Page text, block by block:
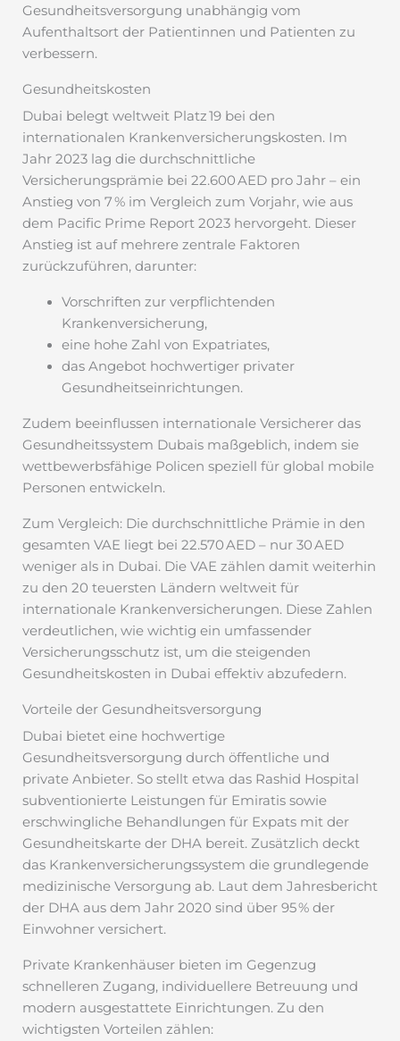
Gesundheitsversorgung unabhängig vom
Aufenthaltsort der Patientinnen und Patienten zu
verbessern.
Gesundheitskosten
Dubai belegt weltweit Platz 19 bei den
internationalen Krankenversicherungskosten. Im
Jahr 2023 lag die durchschnittliche
Versicherungsprämie bei 22.600 AED pro Jahr – ein
Anstieg von 7 % im Vergleich zum Vorjahr, wie aus
dem Pacific Prime Report 2023 hervorgeht. Dieser
Anstieg ist auf mehrere zentrale Faktoren
zurückzuführen, darunter:
Vorschriften zur verpflichtenden
Krankenversicherung,
eine hohe Zahl von Expatriates,
das Angebot hochwertiger privater
Gesundheitseinrichtungen.
Zudem beeinflussen internationale Versicherer das
Gesundheitssystem Dubais maßgeblich, indem sie
wettbewerbsfähige Policen speziell für global mobile
Personen entwickeln.
Zum Vergleich: Die durchschnittliche Prämie in den
gesamten VAE liegt bei 22.570 AED – nur 30 AED
weniger als in Dubai. Die VAE zählen damit weiterhin
zu den 20 teuersten Ländern weltweit für
internationale Krankenversicherungen. Diese Zahlen
verdeutlichen, wie wichtig ein umfassender
Versicherungsschutz ist, um die steigenden
Gesundheitskosten in Dubai effektiv abzufedern.
Vorteile der Gesundheitsversorgung
Dubai bietet eine hochwertige
Gesundheitsversorgung durch öffentliche und
private Anbieter. So stellt etwa das Rashid Hospital
subventionierte Leistungen für Emiratis sowie
erschwingliche Behandlungen für Expats mit der
Gesundheitskarte der DHA bereit. Zusätzlich deckt
das Krankenversicherungssystem die grundlegende
medizinische Versorgung ab. Laut dem Jahresbericht
der DHA aus dem Jahr 2020 sind über 95 % der
Einwohner versichert.
Private Krankenhäuser bieten im Gegenzug
schnelleren Zugang, individuellere Betreuung und
modern ausgestattete Einrichtungen. Zu den
wichtigsten Vorteilen zählen: